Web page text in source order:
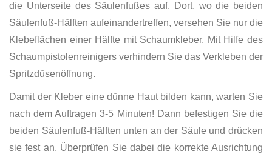
die Unterseite des Säulenfußes auf. Dort, wo die beiden
Säulenfuß-Hälften aufeinandertreffen, versehen Sie nur die
Klebeflächen einer Hälfte mit Schaumkleber. Mit Hilfe des
Schaumpistolenreinigers verhindern Sie das Verkleben der
Spritzdüsenöffnung.
Damit der Kleber eine dünne Haut bilden kann, warten Sie
nach dem Auftragen 3-5 Minuten! Dann befestigen Sie die
beiden Säulenfuß-Hälften unten an der Säule und drücken
sie fest an. Überprüfen Sie dabei die korrekte Ausrichtung